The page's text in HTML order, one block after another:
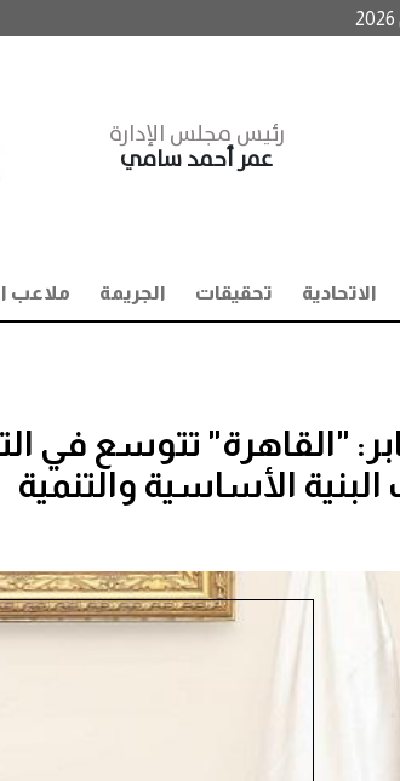
رئيس مجلس الإدارة
عمر أحمد سامي
الاتحادية تحقيقات الجريمة ملاعب
"القاهرة" تتوسع في
الأساسية والتنمية